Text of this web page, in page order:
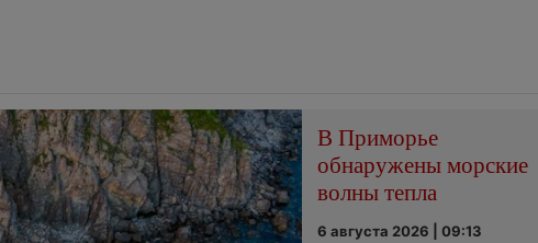
В Приморье
обнаружены морские
волны тепла
6 августа 2026 | 09:13